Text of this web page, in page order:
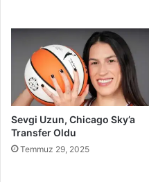
Sevgi Uzun, Chicago Sky’a
Transfer Oldu
Temmuz 29, 2025